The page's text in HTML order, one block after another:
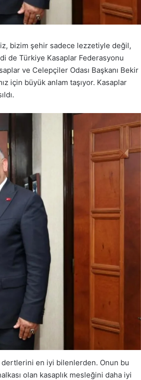
bizim şehir sadece lezzetiyle değil,
de Türkiye Kasaplar Federasyonu
ve Celepçiler Odası Başkanı Bekir
için büyük anlam taşıyor. Kasaplar
dertlerini en iyi bilenlerden. Onun bu
olan kasaplık mesleğini daha iyi